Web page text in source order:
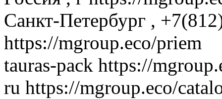
Санкт-Петербург ,
https://mgroup.eco/priem
tauras-pack https://
ru https://mgroup.eco/